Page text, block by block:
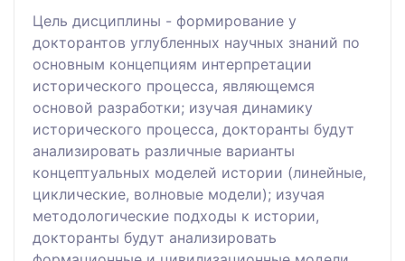
Цель дисциплины - формирование у
докторантов углубленных научных знаний по
основным концепциям интерпретации
исторического процесса, являющемся
основой разработки; изучая динамику
исторического процесса, докторанты будут
анализировать различные варианты
концептуальных моделей истории (линейные,
циклические, волновые модели); изучая
методологические подходы к истории,
докторанты будут анализировать